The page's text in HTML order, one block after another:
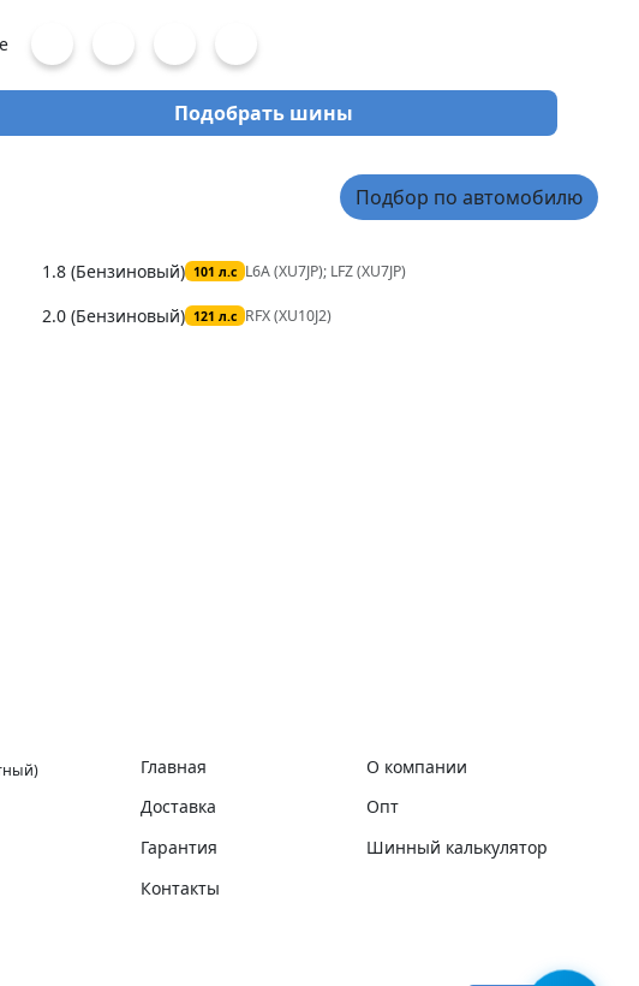
Подобрать шины
Подбор по автомобилю
1.8 (Бензиновый) 101 л.с L6A (XU7JP); LFZ (XU7JP)
2.0 (Бензиновый) 121 л.с RFX (XU10J2)
Главная
О компании
Доставка
Опт
Гарантия
Шинный калькулятор
Контакты